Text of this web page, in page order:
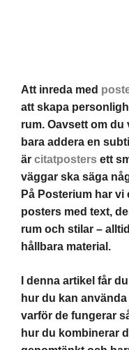
Att inreda med
att skapa
rum. Oavsett om
bara addera en
är citatposters ett
väggar ska säga
På Posterium har
posters med text,
rum och stilar –
hållbara material.
I denna artikel får
hur du kan
varför de fungerar
hur du kombinerar